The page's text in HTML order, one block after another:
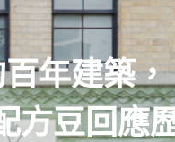
年建築，
方豆回應